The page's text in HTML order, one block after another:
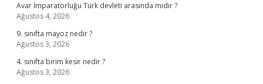
Avar İmparatorluğu Türk devleti arasında mıdır ?
Ağustos 4, 2026
9. sınıfta mayoz nedir ?
Ağustos 3, 2026
4. sınıfta birim kesir nedir ?
Ağustos 3, 2026